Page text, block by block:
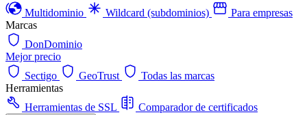
Multidominio
Wildcard (subdominios)
Para empresas
Marcas
DonDominio
Mejor precio
Sectigo
GeoTrust
Todas las marcas
Herramientas
Herramientas de SSL
Comparador de certificados